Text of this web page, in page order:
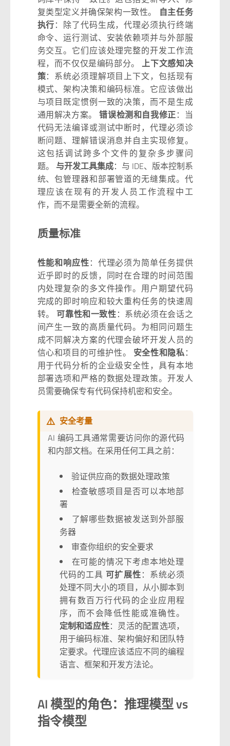
复类型定义并确保架构一致性。 自主任务
执行：除了代码生成，代理必须执行终端
命令、运行测试、安装依赖项并与外部服
务交互。它们应该处理完整的开发工作流
程，而不仅仅是编码部分。上下文感知决
策：系统必须理解项目上下文，包括现有
模式、架构决策和编码标准。它应该做出
与项目既定惯例一致的决策，而不是生成
通用解决方案。错误检测和自我修正：当
代码无法编译或测试中断时，代理必须诊
断问题、理解错误消息并自主实现修复。
这包括调试跨多个文件的复杂多步骤问
题。 与开发工具集成：与 IDE、版本控制系
统、包管理器和部署管道的无缝集成。代
理应该在现有的开发人员工作流程中工
作，而不是需要全新的流程。
质量标准
性能和响应性：代理必须为简单任务提供
近乎即时的反馈，同时在合理的时间范围
内处理复杂的多文件操作。用户期望代码
完成的即时响应和较大重构任务的快速周
转。 可靠性和一致性：系统必须在会话之
间产生一致的高质量代码。为相同问题生
成不同解决方案的代理会破坏开发人员的
信心和项目的可维护性。 安全性和隐私：
用于代码分析的企业级安全性，具有本地
部署选项和严格的数据处理政策。开发人
员需要确保专有代码保持机密和安全。
⚠️ 安全考量
AI 编码工具通常需要访问你的源代码
和内部文档。在采用任何工具之前：
验证供应商的数据处理政策
检查敏感项目是否可以本地部
署
了解哪些数据被发送到外部服
务器
审查你组织的安全要求
在可能的情况下考虑本地处理
代码的工具 可扩展性：系统必须
处理不同大小的项目，从小脚本到
拥有数百万行代码的企业应用程
序，而不会降低性能或准确性。
定制和适应性：灵活的配置选项，
用于编码标准、架构偏好和团队特
定要求。代理应该适应不同的编程
语言、框架和开发方法论。
AI 模型的角色：推理模型 vs
指令模型